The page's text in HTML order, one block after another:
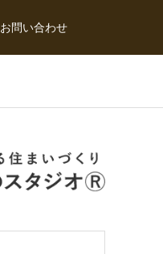
お問い合わせ